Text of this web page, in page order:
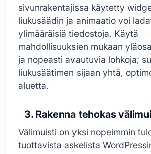
sivunrakentajissa käytetty
liukusäädin ja animaatio voi
ylimääräisiä tiedostoja. Käytä
mahdollisuuksien mukaan
ja nopeasti avautuvia lohkoja;
liukusäätimen sijaan yhtä,
aluetta.
3. Rakenna tehokas
Välimuisti on yksi nopeimmin
tuottavista askelista